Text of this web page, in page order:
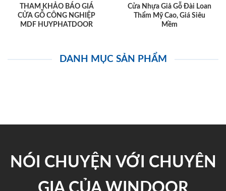
THAM KHẢO BÁO GIÁ
CỬA GỖ CÔNG NGHIỆP
MDF HUYPHATDOOR
Cửa Nhựa Giả Gỗ Đài Loan
Thẩm Mỹ Cao, Giá Siêu
Mềm
DANH MỤC SẢN PHẨM
NÓI CHUYỆN VỚI CHUYÊN